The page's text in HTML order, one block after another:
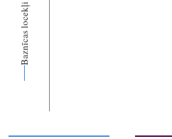
Baznīcas locekļi